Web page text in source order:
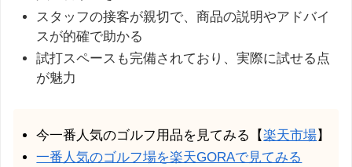
スタッフの接客が親切で、商品の説明やアドバイ
スが的確で助かる
試打スペースも完備されており、実際に試せる点
が魅力
今一番人気のゴルフ用品を見てみる【楽天市場】
一番人気のゴルフ場を楽天GORAで見てみる